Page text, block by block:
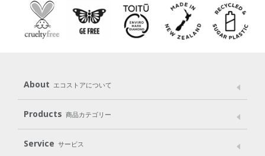
About エコストアについて
メッセージ ブランドストーリー
パッケージへのこだわり
動物実験をしない
Products 商品カテゴリー
Laundry
Service サービス